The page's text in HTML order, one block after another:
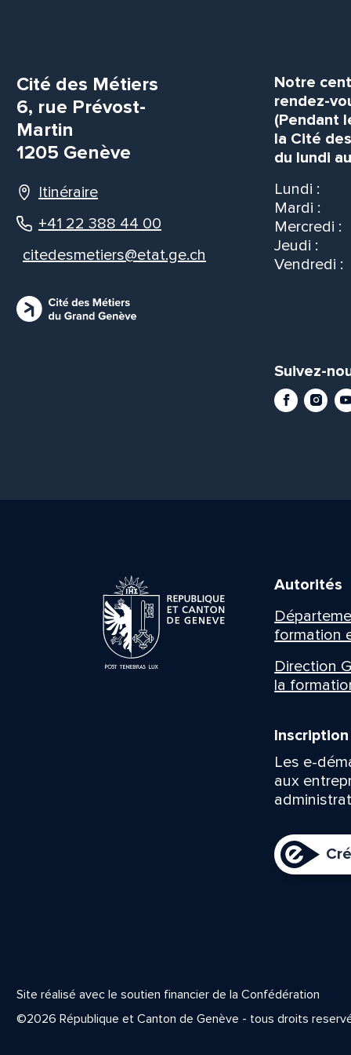
Cité des Métiers
6, rue Prévost-
Martin
1205 Genève
Itinéraire
+41 22 388 44 00
citedesmetiers@etat.ge.ch
Notre
rendez-
(Pendant
la Cité
du lundi
Lundi :
Mardi :
Mercredi :
Jeudi :
Vendredi :
Suivez-
Facebook
Autorités
formation
Direction
la
Les e-
aux
Site réalisé avec le soutien financier de la Confédération
©2026 République et Canton de Genève - tous droits